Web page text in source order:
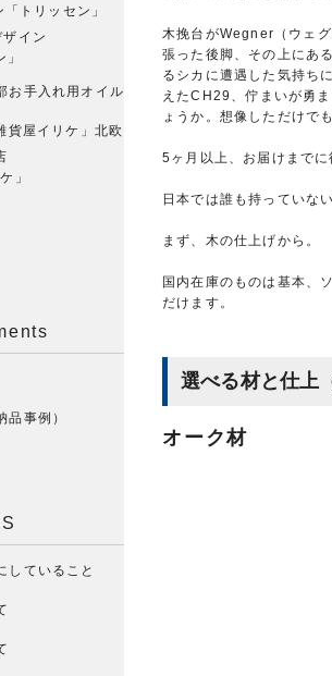
木挽台がWegner（ウェ
張った後脚、その上にあ
るシカに遭遇した気持ち
えたCH29、佇まいが勇
ょうか。想像しただけで
5ヶ月以上、お届けまで
日本では誰も持っていな
まず、木の仕上げから。
国内在庫のものは基本、
だけます。
選べる材と仕上
オーク材
イン
お手入れ用オイル
北欧
」
品事例）
していること